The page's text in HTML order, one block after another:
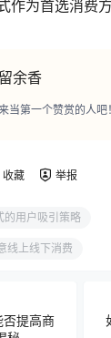
作为首选消费方
余香
当第一个赞赏的人吧！
收藏 举报
的用户吸引策略
线上线下消费
提高商